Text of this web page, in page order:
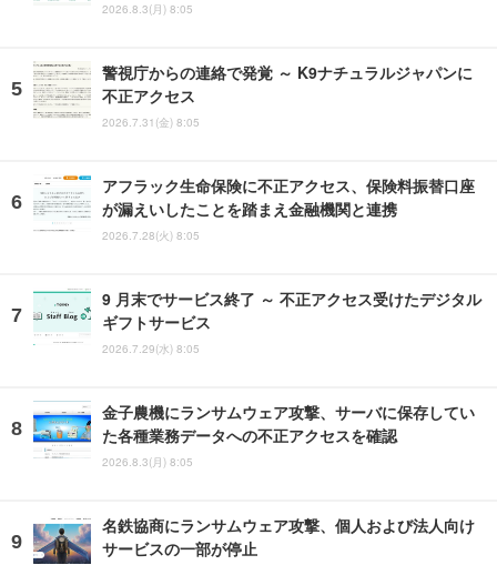
2026.8.3(月) 8:05
警視庁からの連絡で発覚 ～ K9ナチュラルジャパンに
不正アクセス
2026.7.31(金) 8:05
アフラック生命保険に不正アクセス、保険料振替口座
が漏えいしたことを踏まえ金融機関と連携
2026.7.28(火) 8:05
9 月末でサービス終了 ～ 不正アクセス受けたデジタル
ギフトサービス
2026.7.29(水) 8:05
金子農機にランサムウェア攻撃、サーバに保存してい
た各種業務データへの不正アクセスを確認
2026.8.3(月) 8:05
名鉄協商にランサムウェア攻撃、個人および法人向け
サービスの一部が停止